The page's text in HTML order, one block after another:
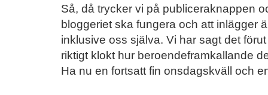
Så, då trycker vi på publiceraknappen
bloggeriet ska fungera och att inlägger
inklusive oss själva. Vi har sagt det
riktigt klokt hur beroendeframkallande
Ha nu en fortsatt fin onsdagskväll och